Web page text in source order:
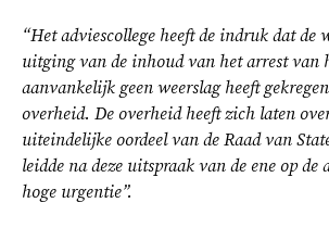
“Het adviescollege heeft de indruk dat de
uitging van de inhoud van het arrest van
aanvankelijk geen weerslag heeft
overheid. De overheid heeft zich laten
uiteindelijke oordeel van de Raad van
leidde na deze uitspraak van de ene op de
hoge urgentie’’.